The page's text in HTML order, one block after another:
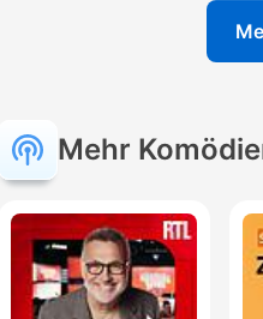
00:01:32 · Autor
zakończenie
Mehr